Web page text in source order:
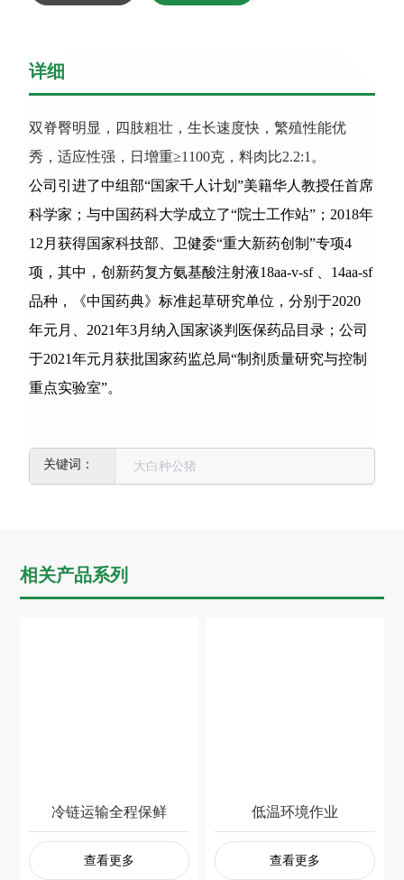
详细
双脊臀明显，四肢粗壮，生长速度快，繁殖性能优
秀，适应性强，日增重≥1100克，料肉比2.2:1。
公司引进了中组部“国家千人计划”美籍华人教授任首席
科学家；与中国药科大学成立了“院士工作站”；2018年
12月获得国家科技部、卫健委“重大新药创制”专项4
项，其中，创新药复方氨基酸注射液18aa-v-sf 、14aa-sf
品种，《中国药典》标准起草研究单位，分别于2020
年元月、2021年3月纳入国家谈判医保药品目录；公司
于2021年元月获批国家药监总局“制剂质量研究与控制
重点实验室”。
大白种公猪
相关产品系列
冷链运输全程保鲜
查看更多
低温环境作业
查看更多